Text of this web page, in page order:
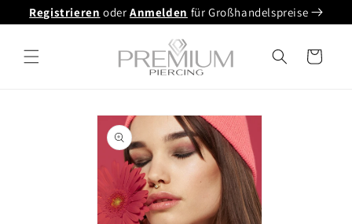
zum
Registrieren oderAnmelden für Großhandelspreise
Warenkorb